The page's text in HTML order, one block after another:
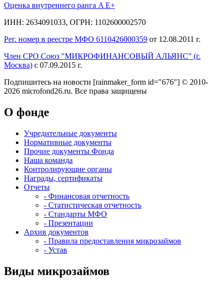
Оценка внутреннего ранга A E+
ИНН: 2634091033, ОГРН: 1102600002570
Рег. номер в реестре МФО 6110426000359 от 12.08.2011 г.
Член СРО Союз "МИКРОФИНАНСОВЫЙ АЛЬЯНС" (г.
Москва) с 07.09.2015 г.
Подпишитесь на новости [rainmaker_form id="676"] © 2010-
2026 microfond26.ru. Все права защищены
О фонде
Учредительные документы
Нормативные документы
Прочие документы Фонда
Наша команда
Контролирующие органы
Награды, сертификаты
Отчеты
- Финансовая отчетность
- Статистическая отчетность
- Стандарты МФО
- Презентации
Архив документов
- Правила предоставления микрозаймов
- Устав
Виды микрозаймов